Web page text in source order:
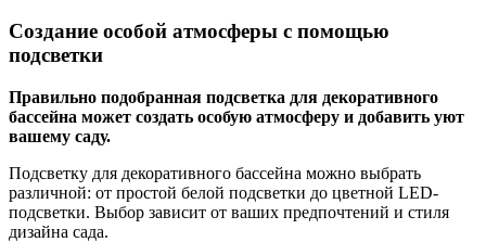
Создание особой атмосферы с помощью
подсветки
Правильно подобранная подсветка для декоративного
бассейна может создать особую атмосферу и добавить уют
вашему саду.
Подсветку для декоративного бассейна можно выбрать
различной: от простой белой подсветки до цветной LED-
подсветки. Выбор зависит от ваших предпочтений и стиля
дизайна сада.